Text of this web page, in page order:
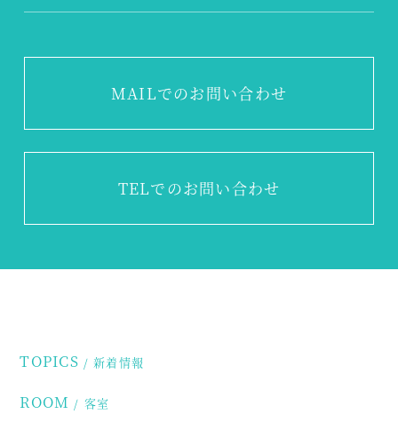
MAILでのお問い合わせ
TELでのお問い合わせ
TOPICS 新着情報
ROOM 客室